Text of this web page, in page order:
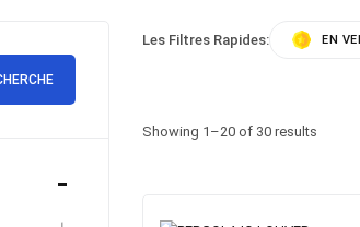
Les Filtres Rapides: EN
Showing 1 –20 of 30 results